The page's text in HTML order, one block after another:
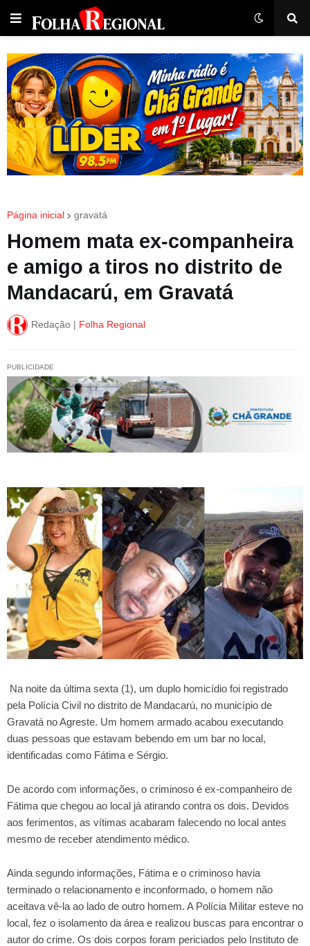
Página inicial gravatá
Homem mata ex-companheira
e amigo a tiros no distrito de
Mandacarú, em Gravatá
Redação | Folha Regional
PUBLICIDADE
Na noite da última sexta (1), um duplo homicídio foi registrado
pela Polícia Civil no distrito de Mandacarú, no município de
Gravatá no Agreste. Um homem armado acabou executando
duas pessoas que estavam bebendo em um bar no local,
identificadas como Fátima e Sérgio.
De acordo com informações, o criminoso é ex-companheiro de
Fátima que chegou ao local já atirando contra os dois. Devidos
aos ferimentos, as vítimas acabaram falecendo no local antes
mesmo de receber atendimento médico.
Ainda segundo informações, Fátima e o criminoso havia
terminado o relacionamento e inconformado, o homem não
aceitava vê-la ao lado de outro homem. A Polícia Militar esteve no
local, fez o isolamento da área e realizou buscas para encontrar o
autor do crime. Os dois corpos foram periciados pelo Instituto de